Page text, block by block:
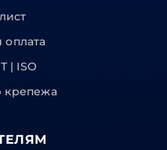
оплата
| ISO
крепежа